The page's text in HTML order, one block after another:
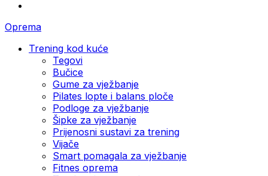
Oprema
Trening kod kuće
Tegovi
Bučice
Gume za vježbanje
Pilates lopte i balans ploče
Podloge za vježbanje
Šipke za vježbanje
Prijenosni sustavi za trening
Vijače
Smart pomagala za vježbanje
Fitnes oprema